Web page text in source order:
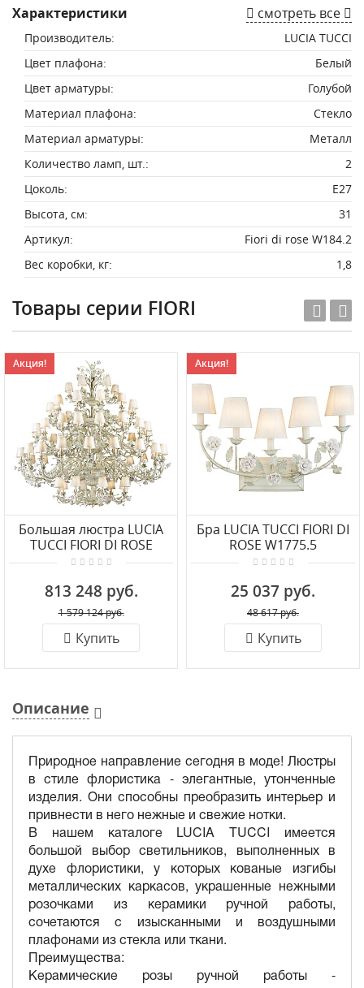
Характеристики смотреть все
Производитель:
LUCIA TUCCI
Цвет плафона:
Белый
Цвет арматуры:
Голубой
Материал плафона:
Стекло
Материал арматуры:
Металл
Количество ламп, шт.:
2
Цоколь:
E27
Высота, см:
31
Артикул:
Fiori di rose W184.2
Вес коробки, кг:
1,8
Товары серии FIORI
Акция!
Большая люстра LUCIA
TUCCI FIORI DI ROSE
1775.64
813 248 руб.
1 579 124 руб.
Купить
Акция!
Бра LUCIA TUCCI FIORI DI
ROSE W1775.5
25 037 руб.
48 617 руб.
Купить
Описание
Природное направление сегодня в моде! Люстры
в стиле флористика - элегантные, утонченные
изделия. Они способны преобразить интерьер и
привнести в него нежные и свежие нотки.
В нашем каталоге LUCIA TUCCI имеется
большой выбор светильников, выполненных в
духе флористики, у которых кованые изгибы
металлических каркасов, украшенные нежными
розочками из керамики ручной работы,
сочетаются с изысканными и воздушными
плафонами из стекла или ткани.
Преимущества:
Керамические розы ручной работы -